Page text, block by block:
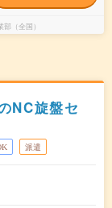
（全国）
NC旋盤セ
派遣